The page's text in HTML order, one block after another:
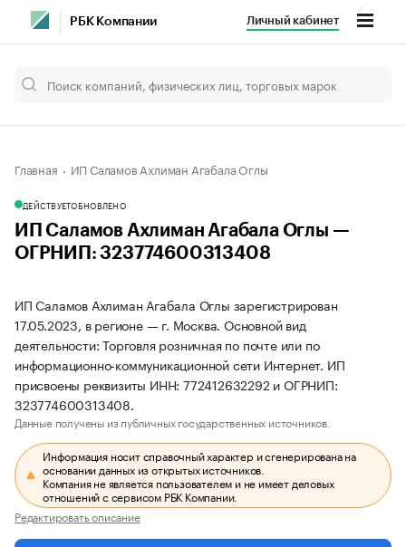
РБК Компании Личный кабинет
Главная ИП Саламов Ахлиман Агабала Оглы
ДЕЙСТВУЕТОБНОВЛЕНО
ИП Саламов Ахлиман Агабала Оглы —
ОГРНИП: 323774600313408
ИП Саламов Ахлиман Агабала Оглы зарегистрирован
17.05.2023, в регионе — г. Москва. Основной вид
деятельности: Торговля розничная по почте или по
информационно-коммуникационной сети Интернет. ИП
присвоены реквизиты ИНН: 772412632292 и ОГРНИП:
323774600313408.
Данные получены из публичных государственных источников.
Информация носит справочный характер и сгенерирована на
основании данных из открытых источников.
Компания не является пользователем и не имеет деловых
отношений с сервисом РБК Компании.
Редактировать описание